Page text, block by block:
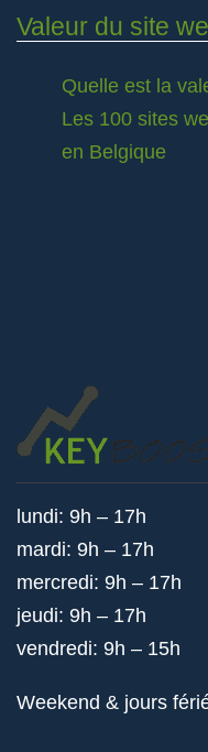
Valeur du site
Quelle est la
Les 100 sites
en Belgique
lundi: 9h – 17h
mardi: 9h – 17h
mercredi: 9h – 17h
jeudi: 9h – 17h
vendredi: 9h – 15h
Weekend & jours